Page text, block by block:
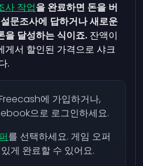
사 작업을 완료하면 돈을 버
문조사에 답하거나 새로운
을 달성하는 식이죠. 잔액이
게서 할인된 가격으로 샤크
.
에 가입하거나,
으로 로그인하세요.
를 선택하세요. 게임 오퍼
게 완료할 수 있어요.